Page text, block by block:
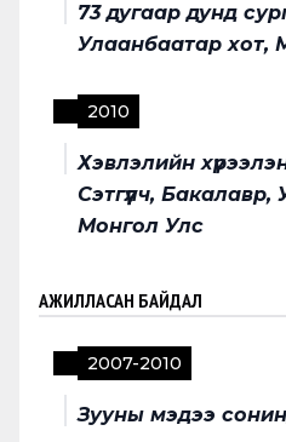
73 дугаар дунд
Улаанбаатар хот,
2010
Хэвлэлийн
Сэтгүүлч,
Монгол Улс
АЖИЛЛАСАН БАЙДАЛ
2007-2010
Зууны мэдээ